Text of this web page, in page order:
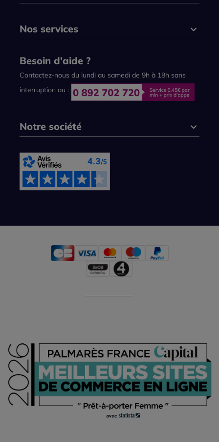
Nos services
Besoin d'aide ?
Contactez-nous du lundi au samedi de 9h à 18h sans
interruption au :
Notre société